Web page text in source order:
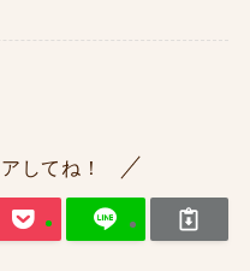
してね！